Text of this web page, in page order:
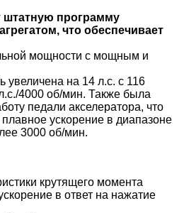
штатную программу
что обеспечивает
мощности с мощным и
на 14 л.с. с 116
4000 об/мин. Также была
педали акселератора, что
ускорение в диапазоне
3000 об/мин.
крутящего момента
в ответ на нажатие